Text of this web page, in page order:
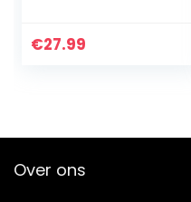
€27.99
Over ons